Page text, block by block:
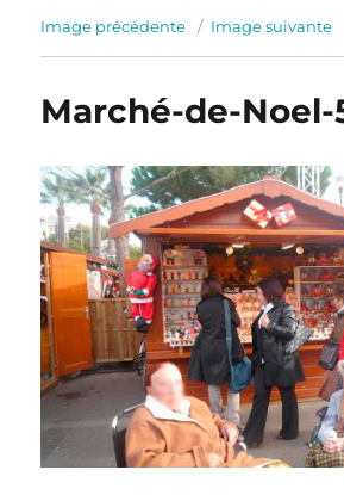
Image précédente Image suivante
Marché-de-Noel-